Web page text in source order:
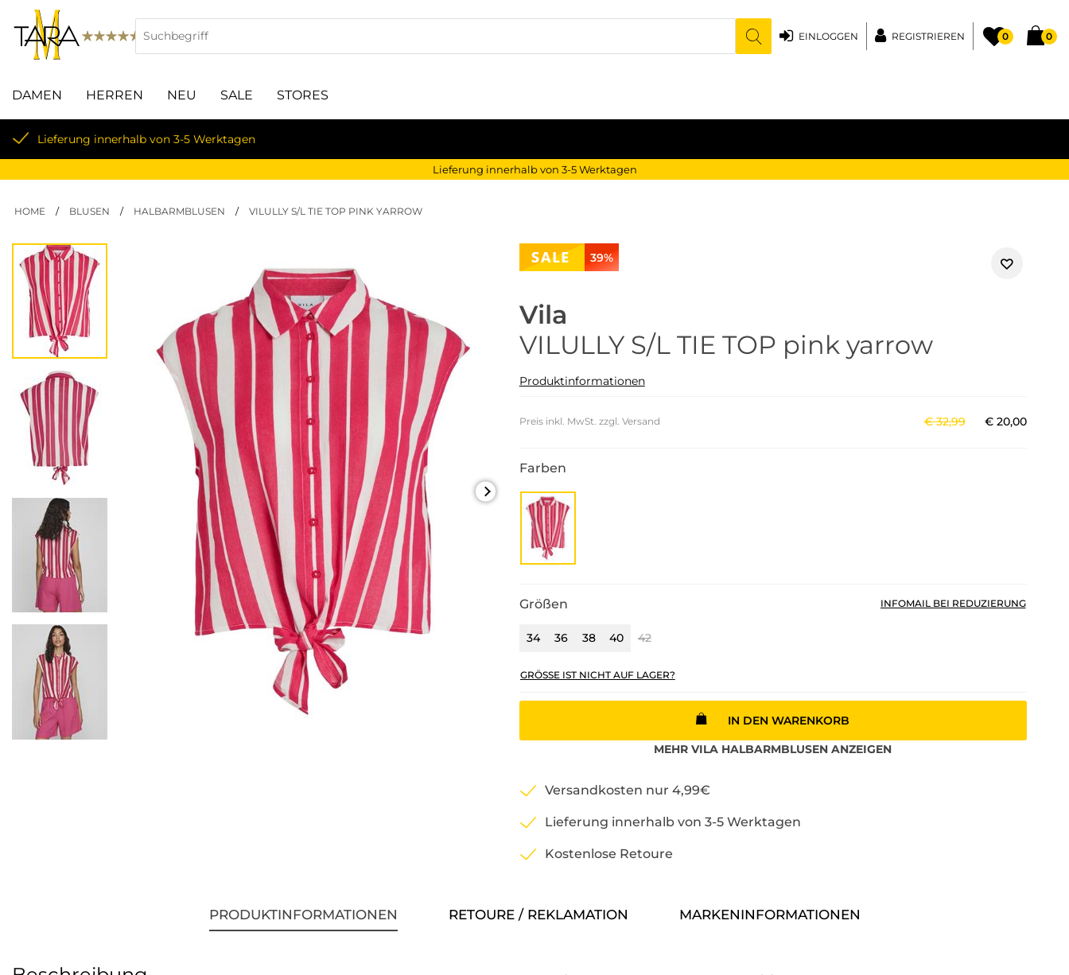
0 0
REGISTRIEREN
EINLOGGEN
DAMEN HERREN NEU SALE STORES
Lieferung innerhalb von 3-5 Werktagen
Lieferung innerhalb von 3-5 Werktagen
HOME / BLUSEN / HALBARMBLUSEN / VILULLY S/L TIE TOP PINK YARROW
39%
Vila
VILULLY S/L TIE TOP pink yarrow
Produktinformationen
Preis inkl. MwSt. zzgl. Versand €32,99 € 20,00
Farben
Größen
34 36 38 40 42
INFOMAIL BEI REDUZIERUNG
GRÖSSE IST NICHT AUF LAGER?
IN DEN WARENKORB
MEHRVILA HALBARMBLUSEN ANZEIGEN
Versandkosten nur 4,99€
Lieferung innerhalb von 3-5 Werktagen
Kostenlose Retoure
PRODUKTINFORMATIONEN RETOURE / REKLAMATION MARKENINFORMATIONEN